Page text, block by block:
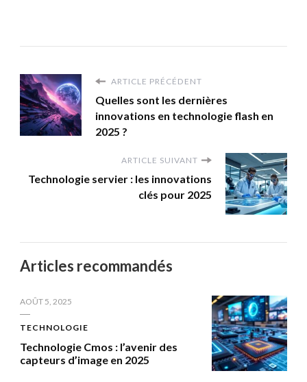
ARTICLE PRÉCÉDENT
Quelles sont les dernières
innovations en technologie flash en
2025 ?
ARTICLE SUIVANT
Technologie servier : les innovations
clés pour 2025
Articles recommandés
AOÛT 5, 2025
TECHNOLOGIE
Technologie Cmos : l’avenir des
capteurs d’image en 2025